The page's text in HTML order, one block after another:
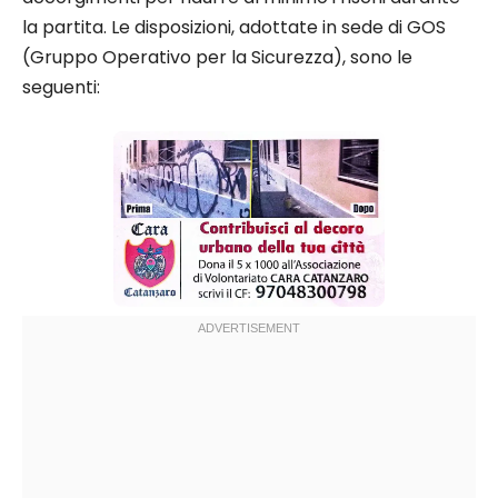
la partita. Le disposizioni, adottate in sede di GOS
(Gruppo Operativo per la Sicurezza), sono le
seguenti: